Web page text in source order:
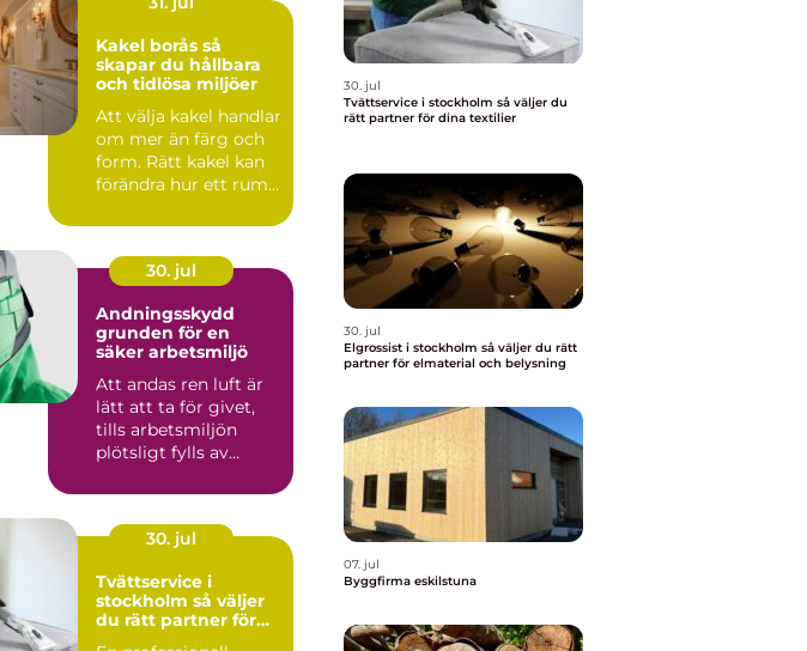
Kakel borås så
skapar du hållbara
och tidlösa miljöer
Att välja kakel handlar
om mer än färg och
form. Rätt kakel kan
förändra hur ett rum
30. jul
Andningsskydd
grunden för en
säker arbetsmiljö
Att andas ren luft är
lätt att ta för givet,
tills arbetsmiljön
plötsligt fylls av
30. jul
Tvättservice i
stockholm så väljer
du rätt partner för
30. jul
Tvättservice i stockholm så väljer du
rätt partner för dina textilier
30. jul
Elgrossist i stockholm så väljer du rätt
partner för elmaterial och belysning
07. jul
Byggfirma eskilstuna